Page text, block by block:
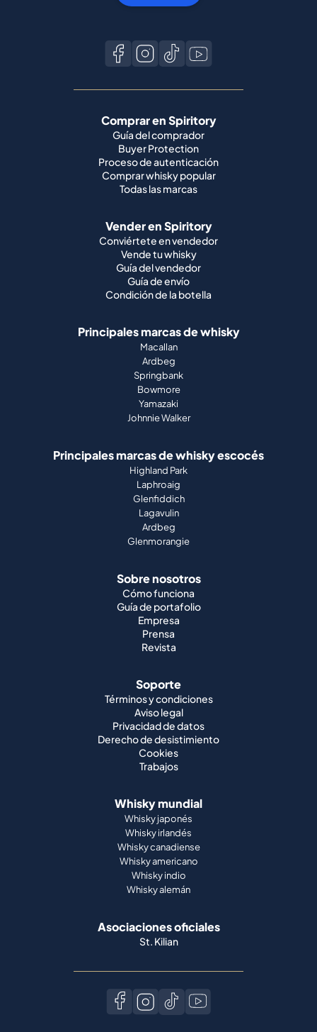
Comprar en Spiritory
Guía del comprador
Buyer Protection
Proceso de autenticación
Comprar whisky popular
Todas las marcas
Vender en Spiritory
Conviértete en vendedor
Vende tu whisky
Guía del vendedor
Guía de envío
Condición de la botella
Principales marcas de whisky
Macallan
Ardbeg
Springbank
Bowmore
Yamazaki
Johnnie Walker
Principales marcas de whisky escocés
Highland Park
Laphroaig
Glenfiddich
Lagavulin
Ardbeg
Glenmorangie
Sobre nosotros
Cómo funciona
Guía de portafolio
Empresa
Prensa
Revista
Soporte
Términos y condiciones
Aviso legal
Privacidad de datos
Derecho de desistimiento
Cookies
Trabajos
Whisky mundial
Whisky japonés
Whisky irlandés
Whisky canadiense
Whisky americano
Whisky indio
Whisky alemán
Asociaciones oficiales
St. Kilian